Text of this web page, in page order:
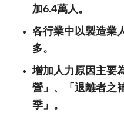
加6.4萬人。
各行業中以製造業
多。
增加人力原因主要
營」、「退離者之
季」。